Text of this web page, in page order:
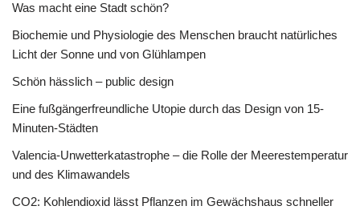
Was macht eine Stadt schön?
Biochemie und Physiologie des Menschen braucht natürliches
Licht der Sonne und von Glühlampen
Schön hässlich – public design
Eine fußgängerfreundliche Utopie durch das Design von 15-
Minuten-Städten
Valencia-Unwetterkatastrophe – die Rolle der Meerestemperatur
und des Klimawandels
CO2: Kohlendioxid lässt Pflanzen im Gewächshaus schneller